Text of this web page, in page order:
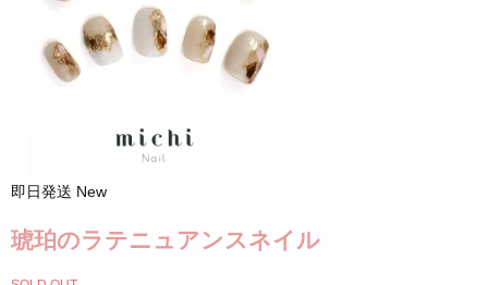
即日発送 New
琥珀のラテニュアンスネイル